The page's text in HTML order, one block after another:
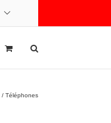
Téléphones